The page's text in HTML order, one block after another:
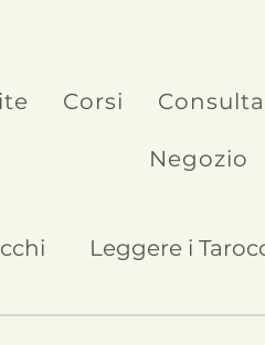
Corsi
Negozio
Leggere i